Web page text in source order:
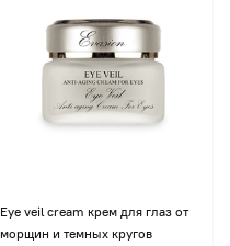
Eye veil cream крем для глаз от
морщин и темных кругов